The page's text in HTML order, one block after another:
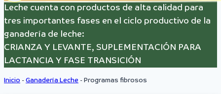
Leche cuenta con productos de alta calidad para
tres importantes fases en el ciclo productivo de la
ganadería de leche:
CRIANZA Y LEVANTE, SUPLEMENTACIÓN PARA
LACTANCIA Y FASE TRANSICIÓN
Inicio - Ganadería Leche - Programas fibrosos